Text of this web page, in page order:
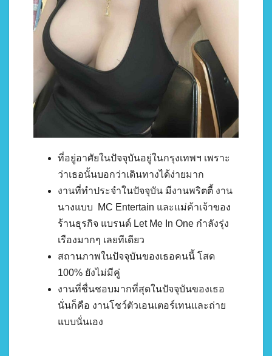
ที่อยู่อาศัยในปัจจุบันอยู่ในกรุงเทพฯ เพราะ
ว่าเธอนั้นบอกว่าเดินทางได้ง่ายมาก
งานที่ทำประจำในปัจจุบัน มีงานพริตตี้ งาน
นางแบบ MC Entertain และแม่ค้าเจ้าของ
ร้านธุรกิจ แบรนด์ Let Me In One กำลังรุ่ง
เรืองมากๆ เลยทีเดียว
สถานภาพในปัจจุบันของเธอคนนี้ โสด
100% ยังไม่มีคู่
งานที่ชื่นชอบมากที่สุดในปัจจุบันของเธอ
นั่นก็คือ งานโชว์ตัวเอนเตอร์เทนและถ่าย
แบบนั่นเอง